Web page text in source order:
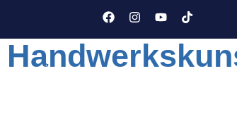
ÜBER UNS GALERIE /